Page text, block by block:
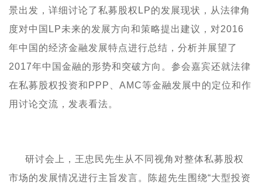
景出发，详细讨论了私募股权 LP的发展现状，从法律角
度对中国 LP未来的发展方向和策略提出建议，对2016
年中国的经济金融发展特点进行总结 ，分析并展望了
2017年中国金融的形势和突破方向。参会嘉宾还就法律
在私募股权投资和 PPP AMC等金融发展中的定位和作
用讨论交流，发表看法。
研讨会上， 王忠民先生从不同视角对整体私募股权
市场的发展情况进行主旨发言。陈超先生围绕“大型投资